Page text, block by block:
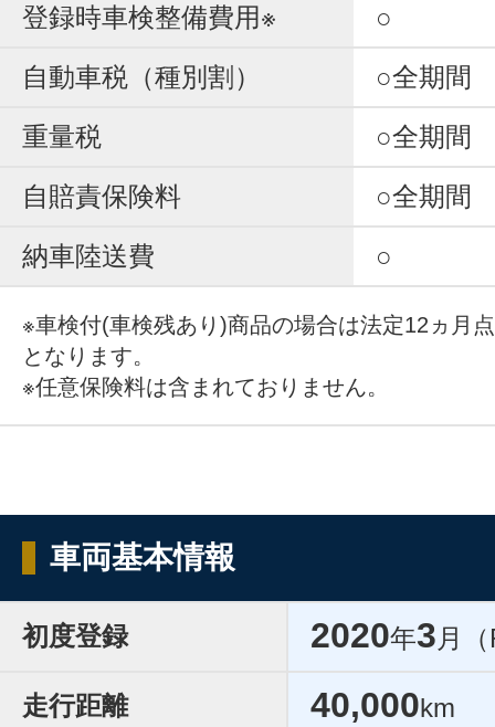
登録時車検整備費用※
○
自動車税（種別割）
○全期間
重量税
○全期間
自賠責保険料
○全期間
納車陸送費
○
※車検付(車検残あり)商品の場合は法定12ヵ月
となります。
※任意保険料は含まれておりません。
車両基本情報
初度登録 2020年3 月
走行距離 40,000km